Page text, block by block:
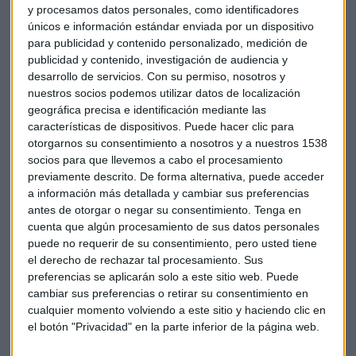
y procesamos datos personales, como identificadores
únicos e información estándar enviada por un dispositivo
para publicidad y contenido personalizado, medición de
publicidad y contenido, investigación de audiencia y
desarrollo de servicios. Con su permiso, nosotros y
nuestros socios podemos utilizar datos de localización
geográfica precisa e identificación mediante las
características de dispositivos. Puede hacer clic para
otorgarnos su consentimiento a nosotros y a nuestros 1538
socios para que llevemos a cabo el procesamiento
previamente descrito. De forma alternativa, puede acceder
a información más detallada y cambiar sus preferencias
antes de otorgar o negar su consentimiento. Tenga en
cuenta que algún procesamiento de sus datos personales
puede no requerir de su consentimiento, pero usted tiene
el derecho de rechazar tal procesamiento. Sus
preferencias se aplicarán solo a este sitio web. Puede
cambiar sus preferencias o retirar su consentimiento en
cualquier momento volviendo a este sitio y haciendo clic en
el botón "Privacidad" en la parte inferior de la página web.
Entra y conoceel lado más personal de cada uno de ellos.